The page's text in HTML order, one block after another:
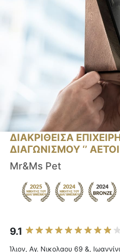
ΔΙΑΚΡΙΘΕΙΣΑ
ΔΙΑΓΩΝΙΣΜΟΥ ‘’ ΑΕΤΟΙ
Mr&Ms Pet
9.1
Ίλιον, Αγ. Νικολαου 69 &,